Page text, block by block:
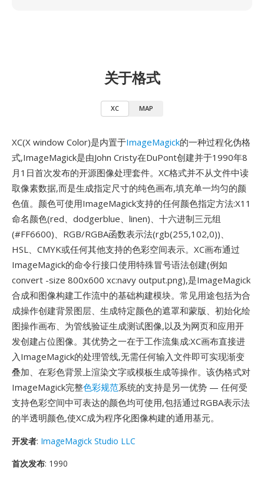
关于格式
XC MAP
XC(X window Color)是内置于ImageMagick的一种过程化伪格
式,ImageMagick是由John Cristy在DuPont创建并于1990年8
月1日首次发布的开源图像处理套件。XC格式并不从文件中读
取像素数据,而是生成指定尺寸的纯色画布,填充单一均匀的颜
色值。颜色可使用ImageMagick支持的任何颜色指定方法:X11
命名颜色(red、dodgerblue、linen)、十六进制三元组
(#FF6600)、RGB/RGBA函数表示法(rgb(255,102,0))、
HSL、CMYK或任何其他支持的色彩空间表示。XC画布通过
ImageMagick的命令行接口使用特殊冒号语法创建(例如
convert -size 800x600 xc:navy output.png),是ImageMagick
合成和图像构建工作流中的基础构建模块。常见用途包括为合
成操作创建背景图层、生成特定颜色的遮罩和蒙版、初始化绘
图操作画布、为管线验证生成测试图像,以及为网页和应用开
发创建占位图像。其优势之一在于工作流集成:XC画布直接进
入ImageMagick的处理管线,无需任何输入文件即可实现渐变
叠加、在彩色背景上渲染文字或模板生成等操作。该伪格式对
ImageMagick完整色彩规范系统的支持是另一优势 — 任何受
支持色彩空间中可表达的颜色均可使用,包括通过RGBA表示法
的半透明颜色,使XC成为程序化图像构建的通用基元。
开发者: ImageMagick Studio LLC
首次发布: 1990